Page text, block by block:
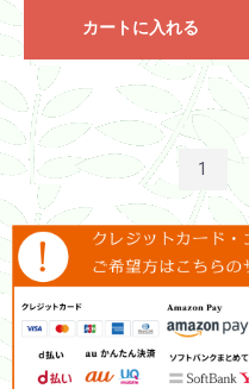
カートに入れる
1